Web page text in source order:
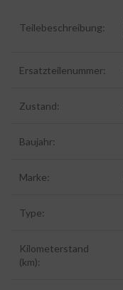
Teilebeschreibung:
Ersatzteilenummer:
Zustand:
Baujahr:
Marke:
Type:
Kilometerstand
(km):